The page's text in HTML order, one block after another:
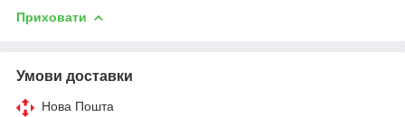
Приховати
Умови доставки
Нова Пошта